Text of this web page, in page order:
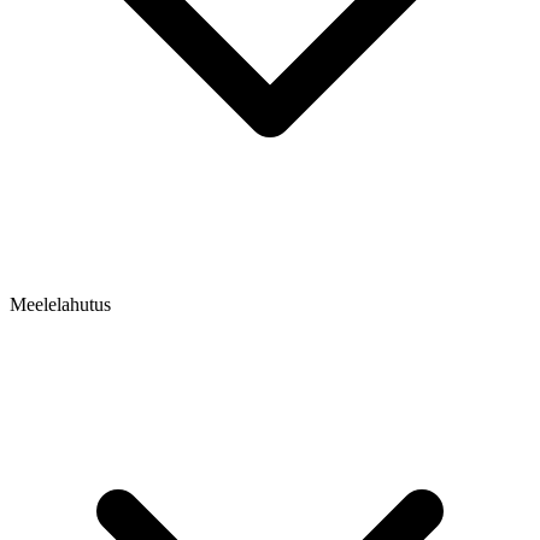
Meelelahutus